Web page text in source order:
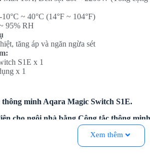
-10°C ~ 40°C (14°F ~ 104°F)
95% RH
tăng áp và ngăn ngừa sét
S1E x 1
x 1
minh Aqara Magic Switch S1E.
cho ngôi nhà bằng Công tắc thông
Switch S1E với nhiều tính năng bảo
Xem thêm